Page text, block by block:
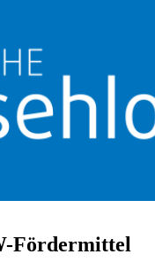
Fördermittel